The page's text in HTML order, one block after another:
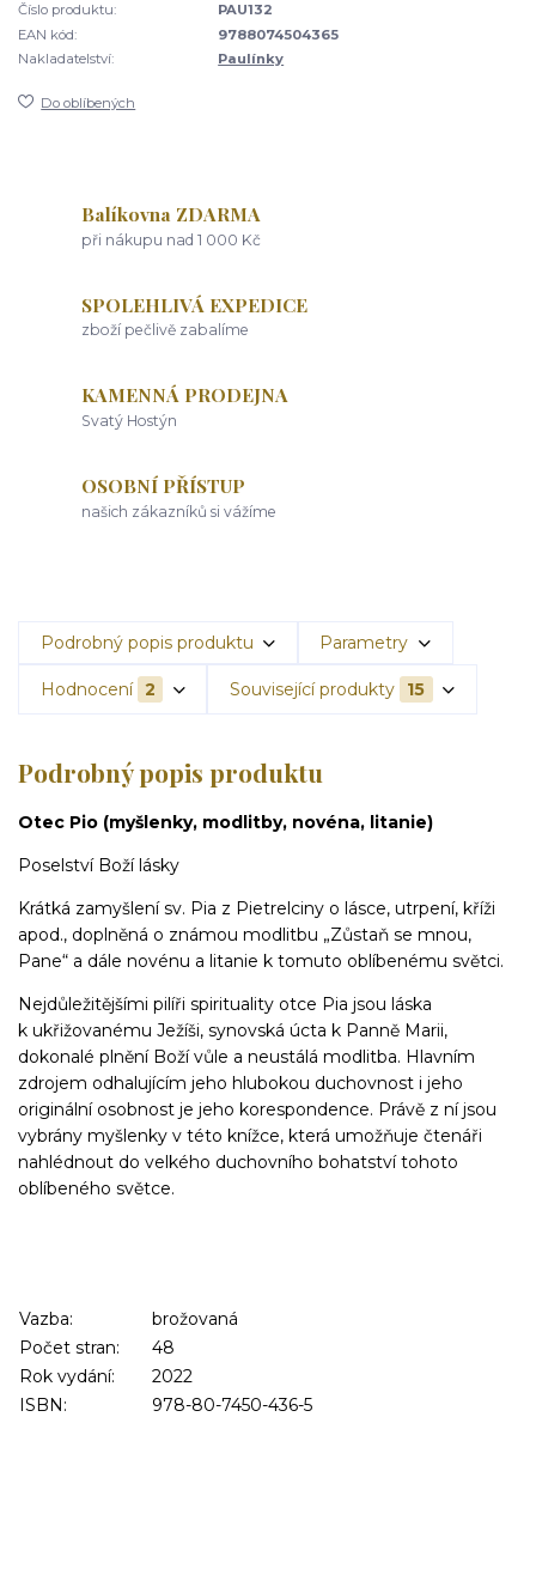
Číslo produktu:
PAU132
EAN kód:
9788074504365
Nakladatelství:
Paulínky
Do oblíbených
Balíkovna ZDARMA
při nákupu nad 1 000 Kč
SPOLEHLIVÁ EXPEDICE
zboží pečlivě zabalíme
KAMENNÁ PRODEJNA
Svatý Hostýn
OSOBNÍ PŘÍSTUP
našich zákazníků si vážíme
Podrobný popis produktu Parametry
Hodnocení 2 Související produkty 15
Podrobný popis produktu
Otec Pio (myšlenky, modlitby, novéna, litanie)
Poselství Boží lásky
Krátká zamyšlení sv. Pia z Pietrelciny o lásce, utrpení, kříži
apod., doplněná o známou modlitbu „Zůstaň se mnou,
Pane“ a dále novénu a litanie k tomuto oblíbenému světci.
Nejdůležitějšími pilíři spirituality otce Pia jsou láska
k ukřižovanému Ježíši, synovská úcta k Panně Marii,
dokonalé plnění Boží vůle a neustálá modlitba. Hlavním
zdrojem odhalujícím jeho hlubokou duchovnost i jeho
originální osobnost je jeho korespondence. Právě z ní jsou
vybrány myšlenky v této knížce, která umožňuje čtenáři
nahlédnout do velkého duchovního bohatství tohoto
oblíbeného světce.
Vazba:
brožovaná
Počet stran:
48
Rok vydání:
2022
ISBN:
978-80-7450-436-5